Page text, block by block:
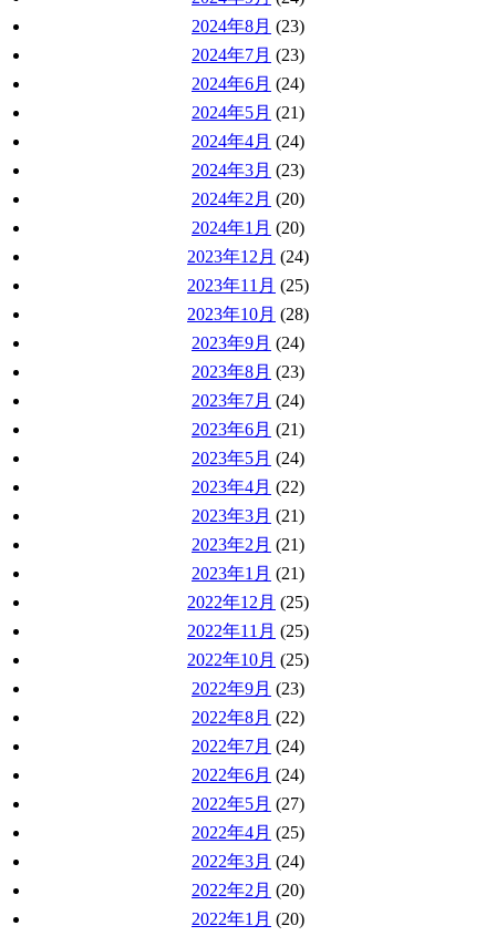
2024年8月 (23)
2024年7月 (23)
2024年6月 (24)
2024年5月 (21)
2024年4月 (24)
2024年3月 (23)
2024年2月 (20)
2024年1月 (20)
2023年12月 (24)
2023年11月 (25)
2023年10月 (28)
2023年9月 (24)
2023年8月 (23)
2023年7月 (24)
2023年6月 (21)
2023年5月 (24)
2023年4月 (22)
2023年3月 (21)
2023年2月 (21)
2023年1月 (21)
2022年12月 (25)
2022年11月 (25)
2022年10月 (25)
2022年9月 (23)
2022年8月 (22)
2022年7月 (24)
2022年6月 (24)
2022年5月 (27)
2022年4月 (25)
2022年3月 (24)
2022年2月 (20)
2022年1月 (20)